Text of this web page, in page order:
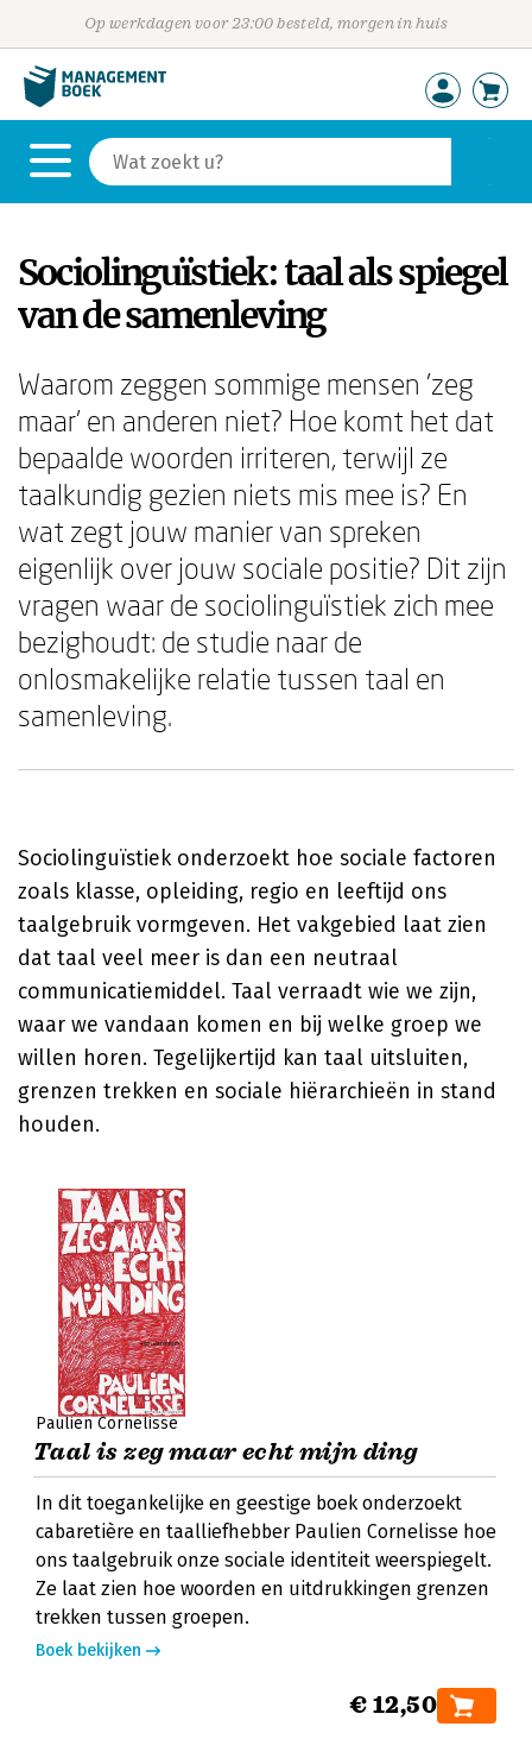
Op werkdagen voor 23:00 besteld, morgen in huis
Sociolinguïstiek: taal als spiegel
van de samenleving
Waarom zeggen sommige mensen 'zeg
maar' en anderen niet? Hoe komt het dat
bepaalde woorden irriteren, terwijl ze
taalkundig gezien niets mis mee is? En
wat zegt jouw manier van spreken
eigenlijk over jouw sociale positie? Dit zijn
vragen waar de sociolinguïstiek zich mee
bezighoudt: de studie naar de
onlosmakelijke relatie tussen taal en
samenleving.
Sociolinguïstiek onderzoekt hoe sociale factoren
zoals klasse, opleiding, regio en leeftijd ons
taalgebruik vormgeven. Het vakgebied laat zien
dat taal veel meer is dan een neutraal
communicatiemiddel. Taal verraadt wie we zijn,
waar we vandaan komen en bij welke groep we
willen horen. Tegelijkertijd kan taal uitsluiten,
grenzen trekken en sociale hiërarchieën in stand
houden.
Paulien Cornelisse
Taal is zeg maar echt mijn ding
In dit toegankelijke en geestige boek onderzoekt
cabaretière en taalliefhebber Paulien Cornelisse hoe
ons taalgebruik onze sociale identiteit weerspiegelt.
Ze laat zien hoe woorden en uitdrukkingen grenzen
trekken tussen groepen.
Boek bekijken
€ 12,50